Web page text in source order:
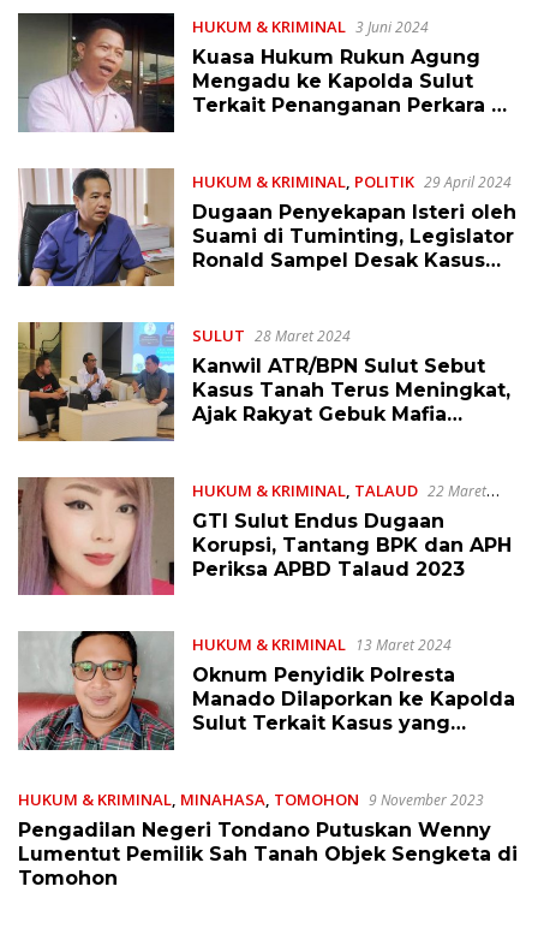
HUKUM & KRIMINAL 3 Juni 2024
Kuasa Hukum Rukun Agung
Mengadu ke Kapolda Sulut
Terkait Penanganan Perkara di
HUKUM & KRIMINAL, POLITIK 29 April 2024
Dugaan Penyekapan Isteri oleh
Suami di Tuminting, Legislator
Ronald Sampel Desak Kasus
SULUT 28 Maret 2024
Kanwil ATR/BPN Sulut Sebut
Kasus Tanah Terus Meningkat,
Ajak Rakyat Gebuk Mafia
HUKUM & KRIMINAL, TALAUD 22 Maret
2024
GTI Sulut Endus Dugaan
Korupsi, Tantang BPK dan APH
Periksa APBD Talaud 2023
HUKUM & KRIMINAL 13 Maret 2024
Oknum Penyidik Polresta
Manado Dilaporkan ke Kapolda
Sulut Terkait Kasus yang
HUKUM & KRIMINAL MINAHASA TOMOHON 9 November 2023
Pengadilan Negeri Tondano Putuskan Wenny
Lumentut Pemilik Sah Tanah Objek Sengketa di
Tomohon